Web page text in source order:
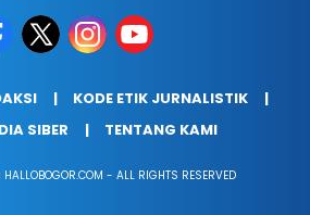
KODE ETIK JURNALISTIK
SIBER
TENTANG KAMI
- ALL RIGHTS RESERVED